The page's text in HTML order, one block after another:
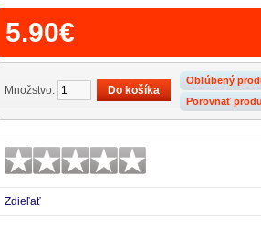
5.90€
Množstvo:
Obľúbený
Porovnať
Zdieľať